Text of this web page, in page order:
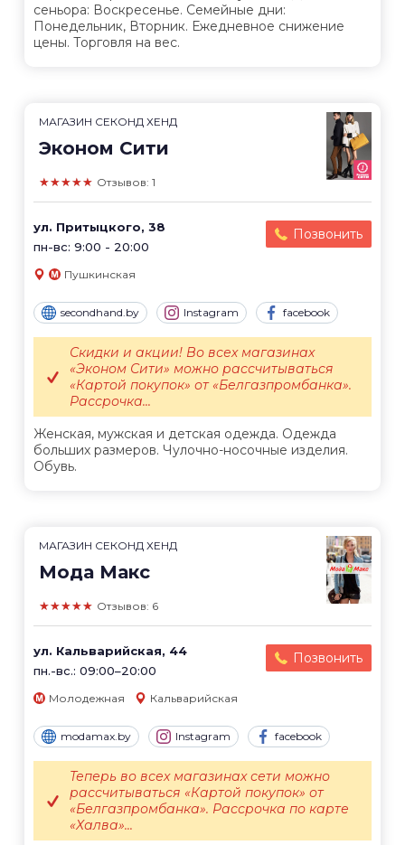
сеньора: Воскресенье. Семейные дни:
Понедельник, Вторник. Ежедневное снижение
цены. Торговля на вес.
МАГАЗИН СЕКОНД ХЕНД
Эконом Сити
★★★★★ Отзывов: 1
ул. Притыцкого, 38
пн-вс: 9:00 - 20:00
Позвонить
Пушкинская
secondhand.by Instagram facebook
Женская, мужская и детская одежда. Одежда
больших размеров. Чулочно-носочные изделия.
Обувь.
Скидки и акции! Во всех магазинах
«Эконом Сити» можно рассчитываться
«Картой покупок» от «Белгазпромбанка».
Рассрочка...
МАГАЗИН СЕКОНД ХЕНД
Мода Макс
★★★★★ Отзывов: 6
ул. Кальварийская, 44
пн.-вс.: 09:00–20:00
Позвонить
Молодежная Кальварийская
modamax.by Instagram facebook
Теперь во всех магазинах сети можно
рассчитываться «Картой покупок» от
«Белгазпромбанка». Рассрочка по карте
«Халва»...